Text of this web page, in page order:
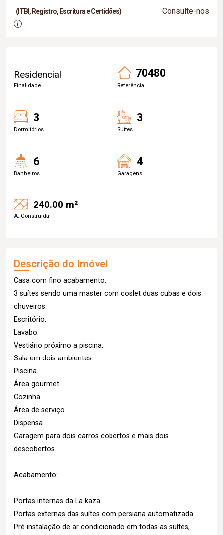
(ITBI, Registro, Escritura e Certidões) Consulte-nos
Residencial
Finalidade
70480
Referência
3
Dormitórios
3
Suítes
6
Banheiros
4
Garagens
240.00 m²
A. Construída
Descrição do Imóvel
Casa com fino acabamento:
3 suítes sendo uma master com coslet duas cubas e dois
chuveiros.
Escritório.
Lavabo.
Vestiário próximo a piscina.
Sala em dois ambientes
Piscina.
Área gourmet
Cozinha
Área de serviço
Dispensa
Garagem para dois carros cobertos e mais dois
descobertos.
Acabamento:
Portas internas da La kaza.
Portas externas das suítes com persiana automatizada.
Pré instalação de ar condicionado em todas as suítes,